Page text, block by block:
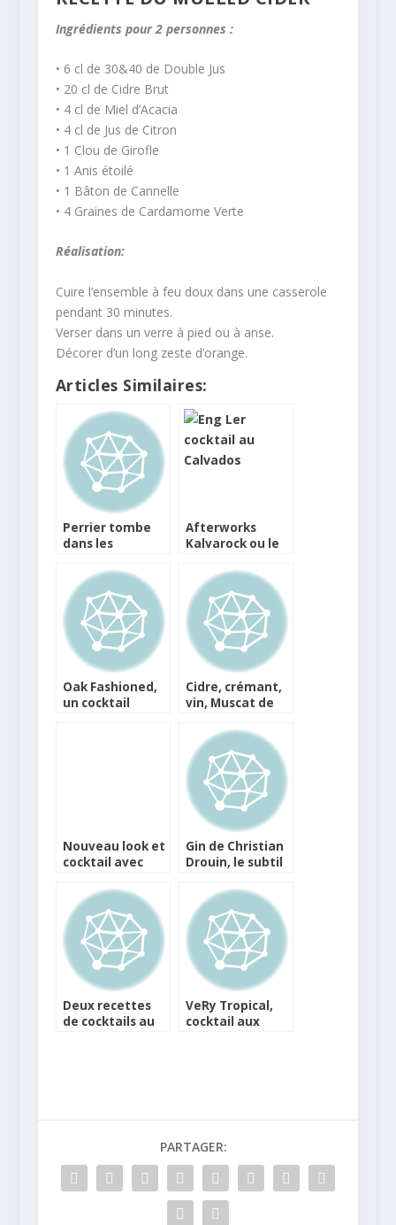
Ingrédients pour 2 personnes :
• 6 cl de 30&40 de Double Jus
• 20 cl de Cidre Brut
• 4 cl de Miel d’Acacia
• 4 cl de Jus de Citron
• 1 Clou de Girofle
• 1 Anis étoilé
• 1 Bâton de Cannelle
• 4 Graines de Cardamome Verte
Réalisation:
Cuire l’ensemble à feu doux dans une casserole
pendant 30 minutes.
Verser dans un verre à pied ou à anse.
Décorer d’un long zeste d’orange.
Articles Similaires:
Perrier tombe
dans les
vertes !
Afterworks
Kalvarock ou le
cocktail
Oak Fashioned,
un cocktail
Cidre, crémant,
vin, Muscat de
pour votre
Epiphanie
Nouveau look et
cocktail avec
Gin de Christian
Drouin, le subtil
Deux recettes
de cocktails au
VeRy Tropical,
cocktail aux
PARTAGER: